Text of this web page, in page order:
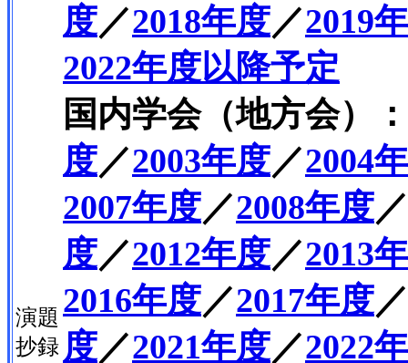
演題
抄録
度／2018年度／2019
2022年度以降予定
国内学会（地方会）：
度／2003年度／2004
2007年度／2008年度／
度／2012年度／2013
2016年度／2017年度／
度／2021年度／2022